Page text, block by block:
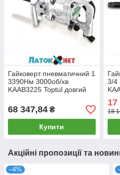
Гайковерт пневматичний 1
3390Нм 3000об/хв
KAAB3225 Toptul довгий
68 347,84 ₴
Купити
3/4
17
18
Акційні пропозиції та
–4%